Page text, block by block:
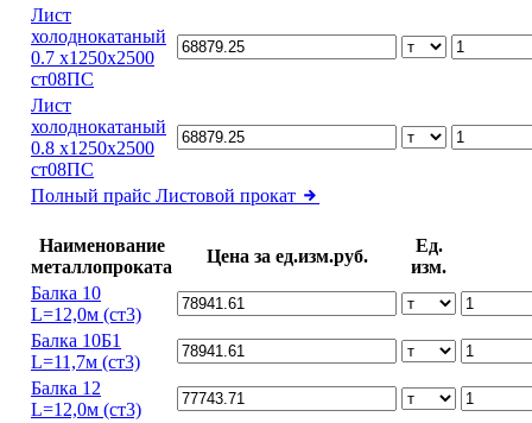
Лист
холоднокатаный
0.7 х1250х2500
ст08ПС
Лист
холоднокатаный
0.8 х1250х2500
ст08ПС
Полный прайс Листовой прокат
Наименование
металлопроката
Цена за ед.изм.руб.
Ед.
изм.
Балка 10
L=12,0м (ст3)
Балка 10Б1
L=11,7м (ст3)
Балка 12
L=12,0м (ст3)